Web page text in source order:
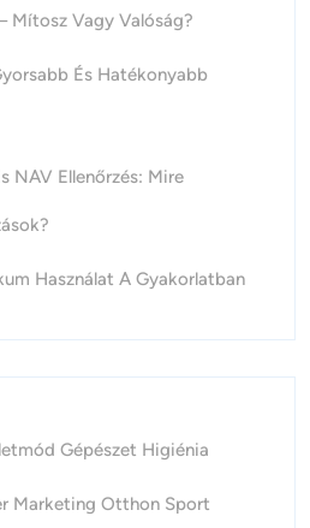
Mítosz Vagy Valóság?
És Hatékonyabb
NAV Ellenőrzés: Mire
Használat A Gyakorlatban
Gépészet Higiénia
Marketing Otthon Sport